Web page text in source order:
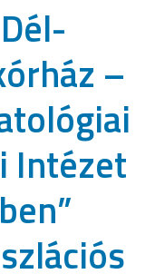
–
Intézet